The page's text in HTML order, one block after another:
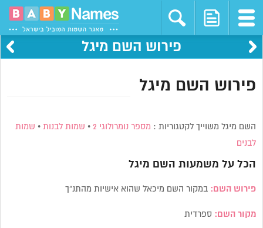
פירוש השם מיגל
פירוש השם מיגל
השם מיגל משוייך לקטגוריות : מספר נומרולוגי 2 • שמות לבנות • שמות
לבנים
הכל על משמעות השם מיגל
פירוש השם: במקור השם מיכאל שהוא אישיות מהתנ”ך
מקור השם: ספרדית